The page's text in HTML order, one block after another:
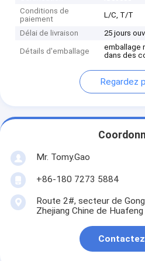
Conditions de
paiement
L/C, T/T
Délai de livraison 25 jours
Détails d'emballage
emballage
dans des
Regardez
Mr. Tomy.Gao
+86-180 7273 5884
Route 2#, secteur de
Zhejiang Chine de Huafeng
Contactez